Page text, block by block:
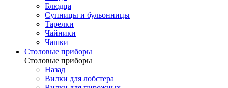
Блюдца
Супницы и бульонницы
Тарелки
Чайники
Чашки
Cтоловые приборы
Cтоловые приборы
Назад
Вилки для лобстера